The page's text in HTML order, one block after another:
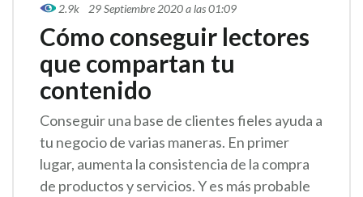
2.9k 29 Septiembre 2020 a las 01:09
Cómo conseguir lectores
que compartan tu
contenido
Conseguir una base de clientes fieles ayuda a
tu negocio de varias maneras. En primer
lugar, aumenta la consistencia de la compra
de productos y servicios. Y es más probable